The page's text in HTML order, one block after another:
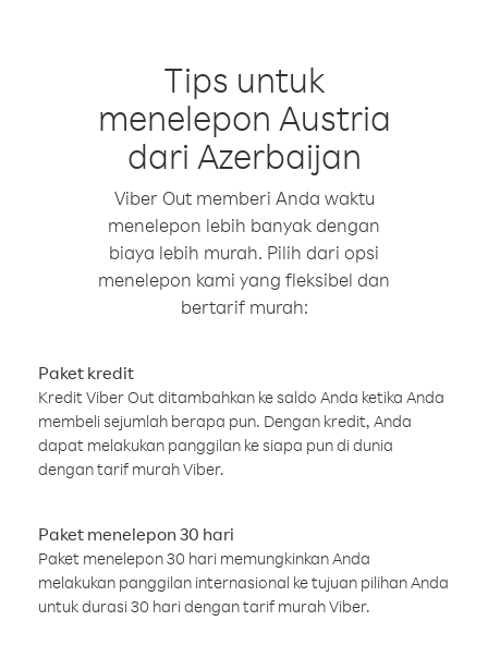
Tips untuk
menelepon Austria
dari Azerbaijan
Viber Out memberi Anda waktu
menelepon lebih banyak dengan
biaya lebih murah. Pilih dari opsi
menelepon kami yang fleksibel dan
bertarif murah:
Paket kredit
Kredit Viber Out ditambahkan ke saldo Anda ketika Anda
membeli sejumlah berapa pun. Dengan kredit, Anda
dapat melakukan panggilan ke siapa pun di dunia
dengan tarif murah Viber.
Paket menelepon 30 hari
Paket menelepon 30 hari memungkinkan Anda
melakukan panggilan internasional ke tujuan pilihan Anda
untuk durasi 30 hari dengan tarif murah Viber.